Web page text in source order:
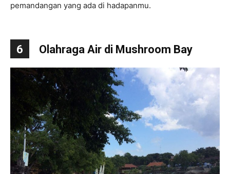
pemandangan yang ada di hadapanmu.
6 Olahraga Air di Mushroom Bay